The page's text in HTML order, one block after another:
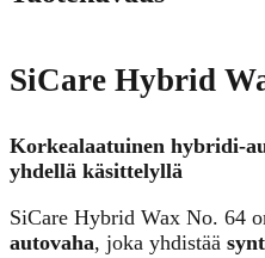
SiCare Hybrid
Korkealaatuinen hybridi-
yhdellä käsittelyllä
SiCare Hybrid Wax No. 64
autovaha, joka yhdistää